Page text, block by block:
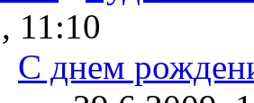
11:10
С днем